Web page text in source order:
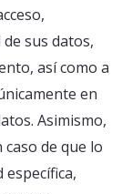
sus datos,
así como a
en
Asimismo,
de que lo